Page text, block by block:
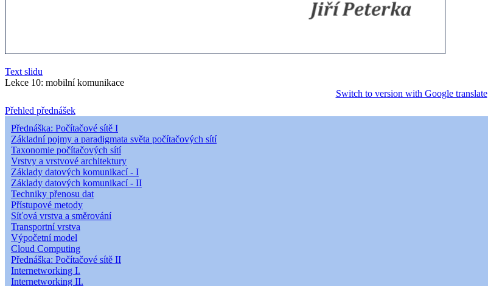
Text slidu
Lekce 10: mobilní komunikace
Switch to version with Google translate
Přehled přednášek
Přednáška: Počítačové sítě I
Základní pojmy a paradigmata světa počítačových sítí
Taxonomie počítačových sítí
Vrstvy a vrstvové architektury
Základy datových komunikací - I
Základy datových komunikací - II
Techniky přenosu dat
Přístupové metody
Síťová vrstva a směrování
Transportní vrstva
Výpočetní model
Cloud Computing
Přednáška: Počítačové sítě II
Internetworking I.
Internetworking II.